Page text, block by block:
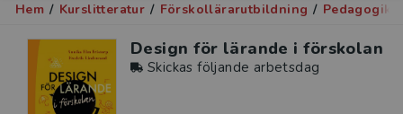
Hem / Kurslitteratur / Förskollärarutbildning / Pedagogik
Design för lärande i förskolan
Skickas följande arbetsdag